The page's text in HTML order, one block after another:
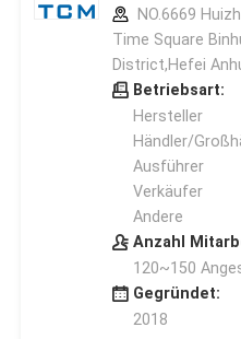
NO.6669
Time Square
District,Hefei
Betriebsart:
Hersteller
Händler/
Ausführer
Verkäufer
Andere
Anzahl
120~150
Gegründet:
2018